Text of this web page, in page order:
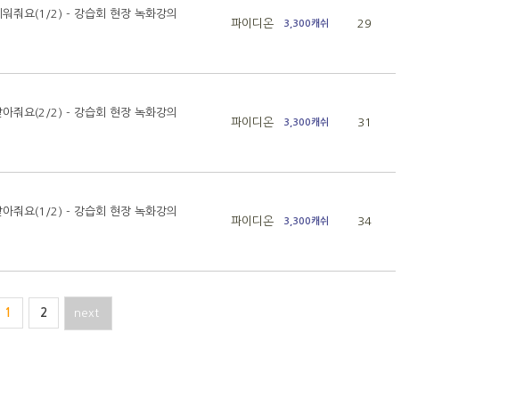
줘요(1/2) - 강습회 현장 녹화강의
파이디온 3,300캐쉬 29
줘요(2/2) - 강습회 현장 녹화강의
파이디온 3,300캐쉬 31
줘요(1/2) - 강습회 현장 녹화강의
파이디온 3,300캐쉬 34
1 2 next